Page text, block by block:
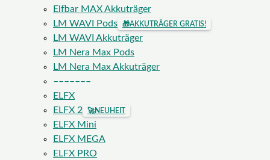
Elfbar MAX Akkuträger
LM WAVI Pods
🎁AKKUTRÄGER GRATIS!
LM WAVI Akkuträger
LM Nera Max Pods
LM Nera Max Akkuträger
–––––––
ELFX
ELFX 2
🚀NEUHEIT
ELFX Mini
ELFX MEGA
ELFX PRO